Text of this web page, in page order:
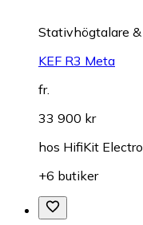
Stativhögtalare
KEF R3 Meta
fr.
33 900 kr
hos HifiKit
+6 butiker